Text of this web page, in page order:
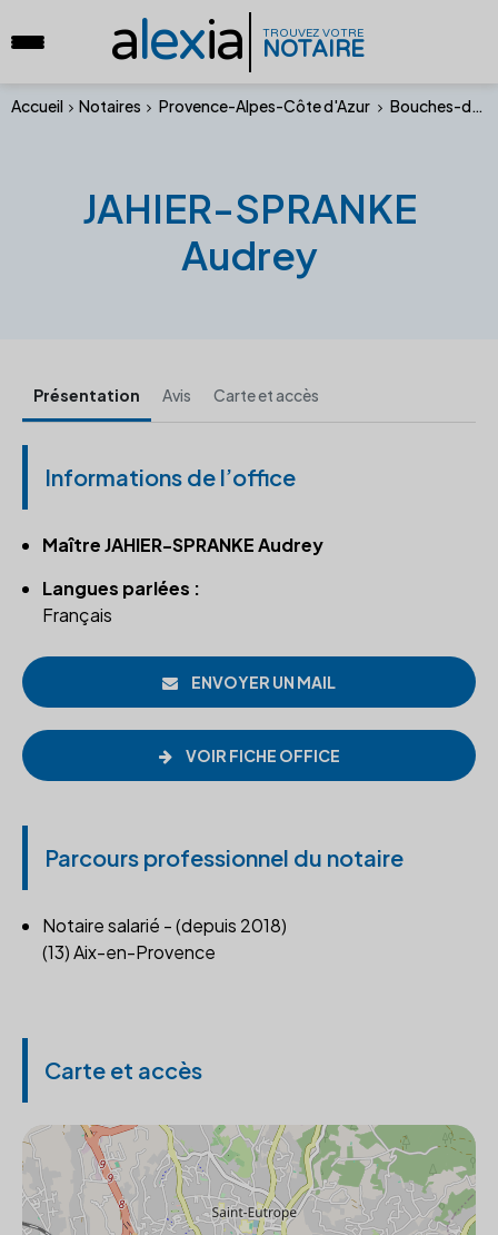
alexia TROUVEZ VOTRE
NOTAIRE
Accueil Notaires Provence-Alpes-Côte d'Azur Bouches-du-Rhône
JAHIER-SPRANKE
Audrey
Présentation Avis Carte et accès
Informations de l’office
Maître JAHIER-SPRANKE Audrey
Langues parlées :
Français
ENVOYER UN MAIL
VOIR FICHE OFFICE
Parcours professionnel du notaire
Notaire salarié - (depuis 2018)
(13) Aix-en-Provence
Carte et accès